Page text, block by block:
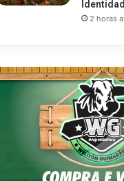
2 horas